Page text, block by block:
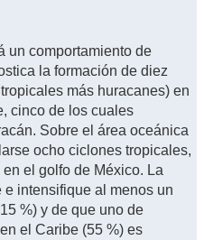
un comportamiento de
la formación de diez
más huracanes) en
cinco de los cuales
Sobre el área oceánica
ocho ciclones tropicales,
el golfo de México. La
intensifique al menos un
%) y de que uno de
el Caribe (55 %) es